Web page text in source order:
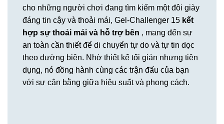
cho những người chơi đang tìm kiếm một đôi giày
đáng tin cậy và thoải mái, Gel-Challenger 15 kết
hợp sự thoải mái và hỗ trợ bên , mang đến sự
an toàn cần thiết để di chuyển tự do và tự tin dọc
theo đường biên. Nhờ thiết kế tối giản nhưng tiện
dụng, nó đồng hành cùng các trận đấu của bạn
với sự cân bằng giữa hiệu suất và phong cách.